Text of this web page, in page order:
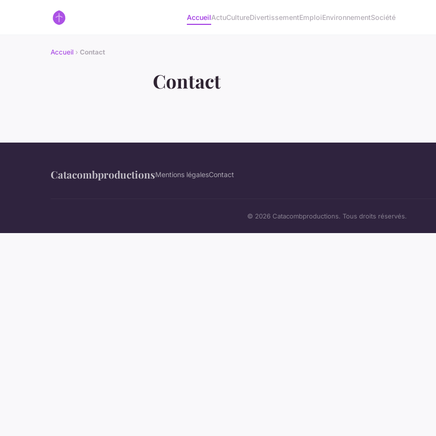
AccueilActuCultureDivertissementEmploiEnvironnementSociété
Accueil › Contact
Contact
CatacombproductionsMentions légalesContact
© 2026 Catacombproductions. Tous droits réservés.